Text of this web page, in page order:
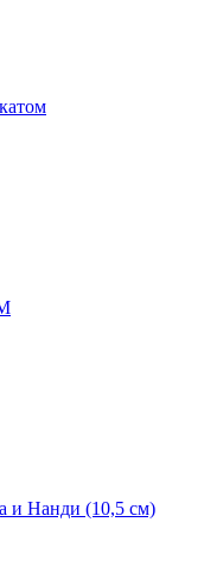
и Нанди (10,5 см)